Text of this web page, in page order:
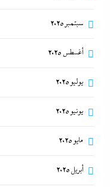
سبتمبر 2025
أغسطس 2025
يوليو 2025
يونيو 2025
مايو 2025
أبريل 2025